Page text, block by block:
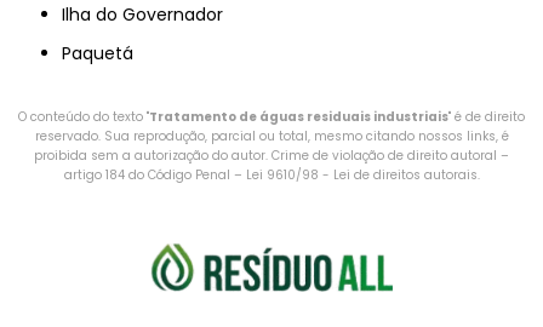
Ilha do Governador
Paquetá
O conteúdo do texto "Tratamento de águas residuais industriais" é de direito
reservado. Sua reprodução, parcial ou total, mesmo citando nossos links, é
proibida sem a autorização do autor. Crime de violação de direito autoral –
artigo 184 do Código Penal – Lei 9610/98 - Lei de direitos autorais.